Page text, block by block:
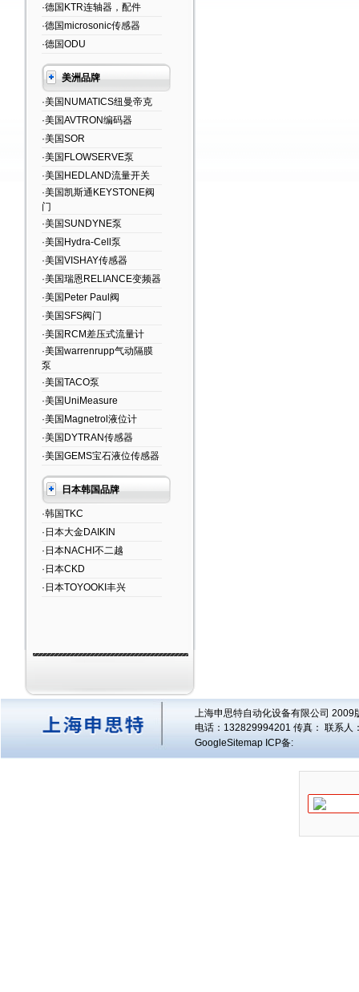
·德国KTR连轴器，配件
·德国microsonic传感器
·德国ODU
美洲品牌
·美国NUMATICS纽曼帝克
·美国AVTRON编码器
·美国SOR
·美国FLOWSERVE泵
·美国HEDLAND流量开关
·美国凯斯通KEYSTONE阀
门
·美国SUNDYNE泵
·美国Hydra-Cell泵
·美国VISHAY传感器
·美国瑞恩RELIANCE变频器
·美国Peter Paul阀
·美国SFS阀门
·美国RCM差压式流量计
·美国warrenrupp气动隔膜
泵
·美国TACO泵
·美国UniMeasure
·美国Magnetrol液位计
·美国DYTRAN传感器
·美国GEMS宝石液位传感器
日本韩国品牌
·韩国TKC
·日本大金DAIKIN
·日本NACHI不二越
·日本CKD
·日本TOYOOKI丰兴
上海申思特自动化设备有限公司
电话：132829994201 传真： 联系人
GoogleSitemap ICP备: